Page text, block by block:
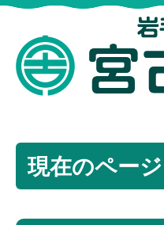
現在のページ